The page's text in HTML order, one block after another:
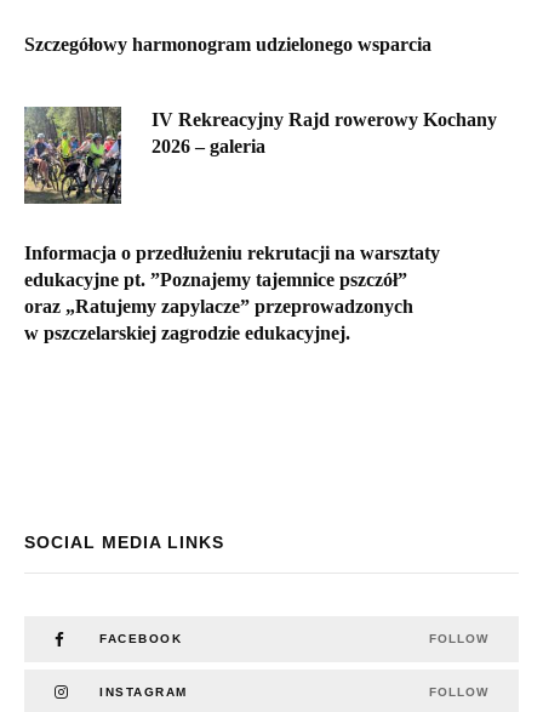
Szczegółowy harmonogram udzielonego wsparcia
IV Rekreacyjny Rajd rowerowy Kochany
2026 – galeria
Informacja o przedłużeniu rekrutacji na warsztaty
edukacyjne pt. ”Poznajemy tajemnice pszczół”
oraz „Ratujemy zapylacze” przeprowadzonych
w pszczelarskiej zagrodzie edukacyjnej.
SOCIAL MEDIA LINKS
FACEBOOK FOLLOW
INSTAGRAM FOLLOW